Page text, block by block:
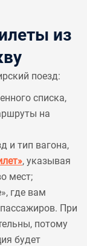
из
поезд:
списка,
на
и тип вагона,
, указывая
мест;
где вам
При
потому
будет